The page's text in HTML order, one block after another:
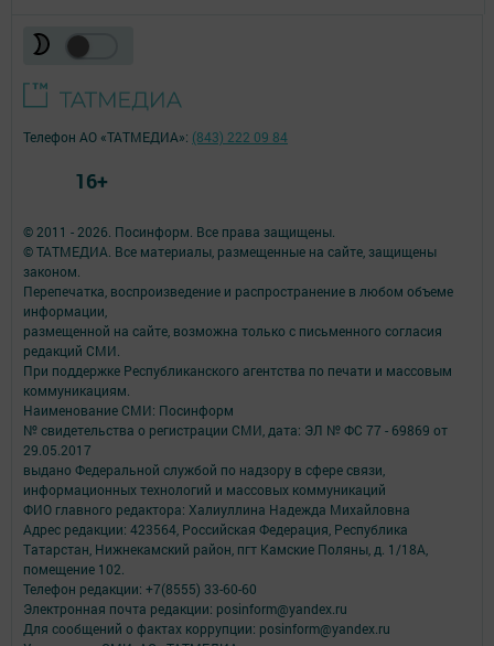
© 2011 - 2026. Посинформ. Все права защищены.
© ТАТМЕДИА. Все материалы, размещенные на сайте, защищены
законом.
Перепечатка, воспроизведение и распространение в любом объеме
информации,
размещенной на сайте, возможна только с письменного согласия
редакций СМИ.
При поддержке Республиканского агентства по печати и массовым
коммуникациям.
Наименование СМИ: Посинформ
№ свидетельства о регистрации СМИ, дата: ЭЛ № ФС 77 - 69869 от
29.05.2017
выдано Федеральной службой по надзору в сфере связи,
информационных технологий и массовых коммуникаций
ФИО главного редактора: Халиуллина Надежда Михайловна
Адрес редакции: 423564, Российская Федерация, Республика
Татарстан, Нижнекамский район, пгт Камские Поляны, д. 1/18А,
помещение 102.
Телефон редакции: +7(8555) 33-60-60
Электронная почта редакции: posinform@yandex.ru
Для сообщений о фактах коррупции: posinform@yandex.ru
Телефон АО «ТАТМЕДИА»: (843) 222 09 84
16+